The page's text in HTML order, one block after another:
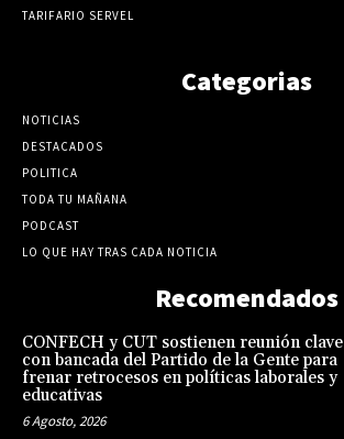
TARIFARIO SERVEL
Categorias
NOTICIAS
DESTACADOS
POLITICA
TODA TU MAÑANA
PODCAST
LO QUE HAY TRAS CADA NOTICIA
Recomendados
CONFECH y CUT sostienen reunión clave
con bancada del Partido de la Gente para
frenar retrocesos en políticas laborales y
educativas
6 Agosto, 2026